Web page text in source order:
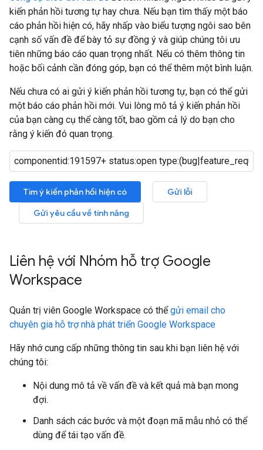
kiến phản hồi tương tự hay chưa. Nếu bạn tìm thấy một báo
cáo phản hồi hiện có, hãy nhấp vào biểu tượng ngôi sao bên
cạnh số vấn đề để bày tỏ sự đồng ý và giúp chúng tôi ưu
tiên những báo cáo quan trọng nhất. Nếu có thêm thông tin
hoặc bối cảnh cần đóng góp, bạn có thể thêm một bình luận.
Nếu chưa có ai gửi ý kiến phản hồi tương tự, bạn có thể gửi
một báo cáo phản hồi mới. Vui lòng mô tả ý kiến phản hồi
của bạn càng cụ thể càng tốt, bao gồm cả lý do bạn cho
rằng ý kiến đó quan trọng.
Tìm ý kiến phản hồi hiện có
Gửi lỗi
Gửi yêu cầu về tính năng
Liên hệ với Nhóm hỗ trợ Google
Workspace
Quản trị viên Google Workspace có thểgửi email cho
chuyên gia hỗ trợ nhà phát triển Google Workspace
Hãy nhớ cung cấp những thông tin sau khi bạn liên hệ với
chúng tôi:
Nội dung mô tả về vấn đề và kết quả mà bạn mong
đợi.
Danh sách các bước và một đoạn mã mẫu nhỏ có thể
dùng để tái tạo vấn đề.